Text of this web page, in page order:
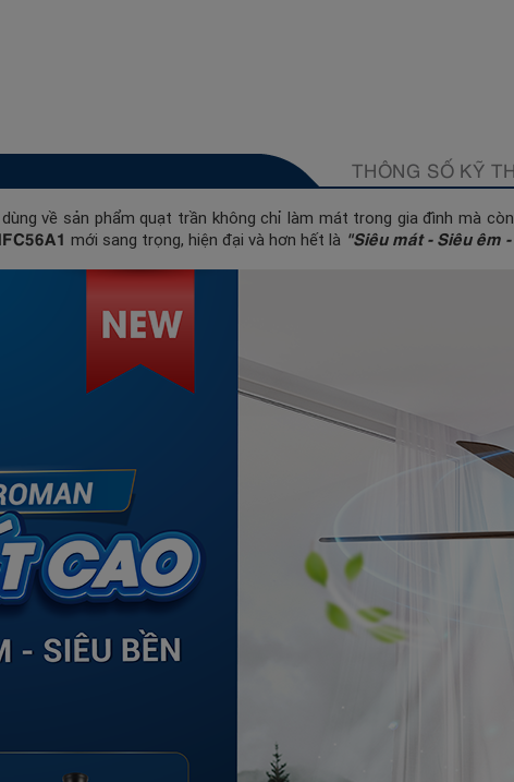
THÔNG SỐ KỸ
về sản phẩm quạt trần không chỉ làm mát trong gia đình mà
mới sang trọng, hiện đại và hơn hết là "Siêu mát - Siêu êm